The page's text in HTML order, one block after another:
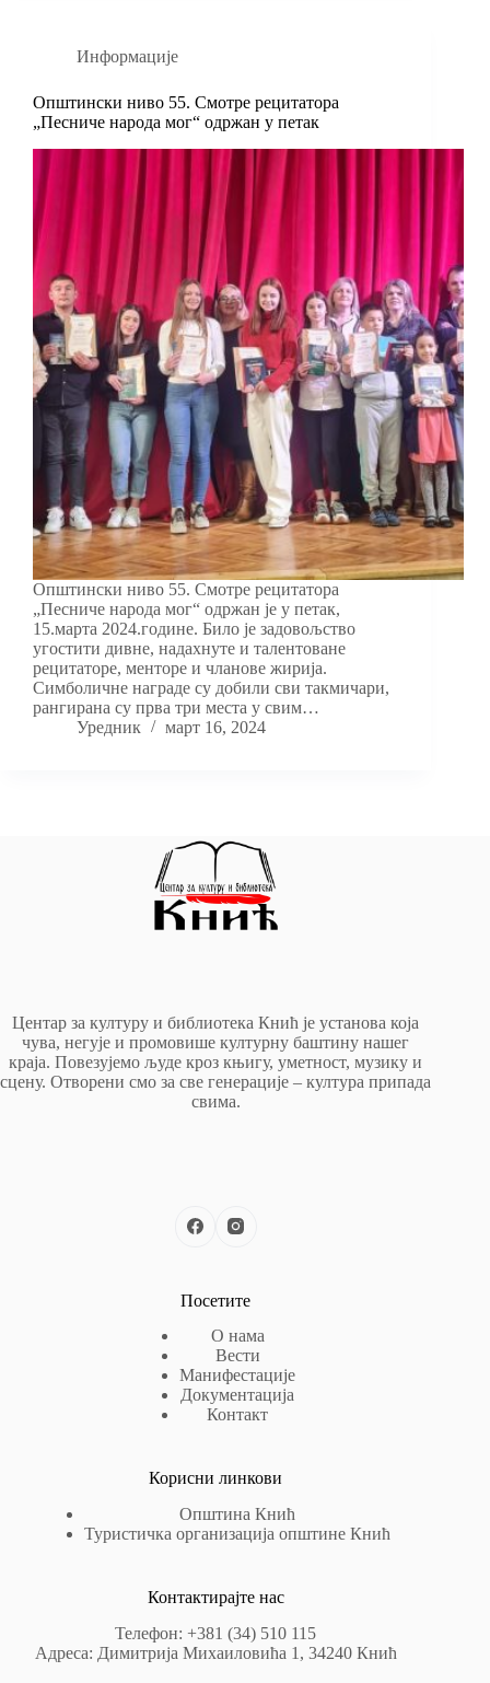
Информације
Општински ниво 55. Смотре рецитатора
„Песниче народа мог“ одржан у петак
Општински ниво 55. Смотре рецитатора
„Песниче народа мог“ одржан је у петак,
15.марта 2024.године. Било је задовољство
угостити дивне, надахнуте и талентоване
рецитаторе, менторе и чланове жирија.
Симболичне награде су добили сви такмичари,
рангирана су прва три места у свим…
Уредник
март 16, 2024
Центар за културу и библиотека Кнић је установа која
чува, негује и промовише културну баштину нашег
краја. Повезујемо људе кроз књигу, уметност, музику и
сцену. Отворени смо за све генерације – култура припада
свима.
Посетите
О нама
Вести
Манифестације
Документација
Контакт
Корисни линкови
Општина Кнић
Туристичка организација општине Кнић
Контактирајте нас
Телефон: +381 (34) 510 115
Адреса: Димитрија Михаиловића 1, 34240 Кнић